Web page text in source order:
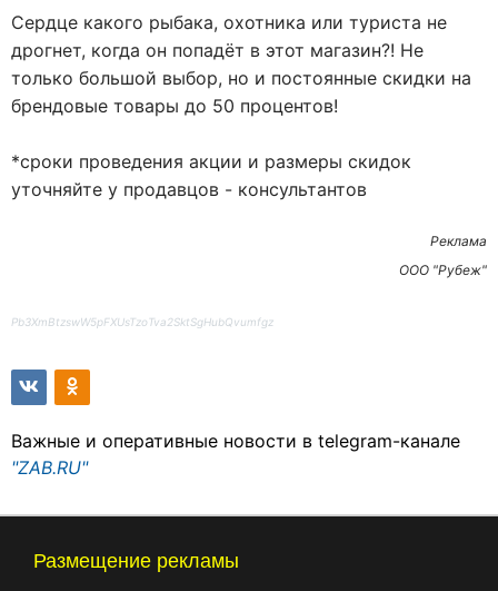
Сердце какого рыбака, охотника или туриста не
дрогнет, когда он попадёт в этот магазин?! Не
только большой выбор, но и постоянные скидки на
брендовые товары до 50 процентов!
*сроки проведения акции и размеры скидок
уточняйте у продавцов - консультантов
Реклама
ООО "Рубеж"
Pb3XmBtzswW5pFXUsTzoTva2SktSgHubQvumfgz
Важные и оперативные новости в telegram-канале
"ZAB.RU"
Размещение рекламы